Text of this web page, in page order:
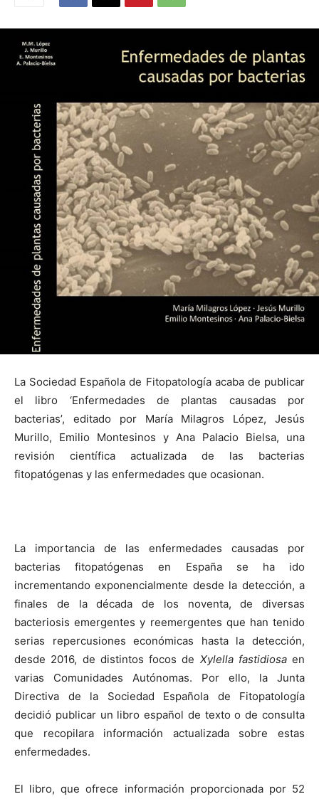
La Sociedad Española de Fitopatología acaba de publicar
el libro ‘Enfermedades de plantas causadas por
bacterias’, editado por María Milagros López, Jesús
Murillo, Emilio Montesinos y Ana Palacio Bielsa, una
revisión científica actualizada de las bacterias
fitopatógenas y las enfermedades que ocasionan.
La importancia de las enfermedades causadas por
bacterias fitopatógenas en España se ha ido
incrementando exponencialmente desde la detección, a
finales de la década de los noventa, de diversas
bacteriosis emergentes y reemergentes que han tenido
serias repercusiones económicas hasta la detección,
desde 2016, de distintos focos de Xylella fastidiosaen
varias Comunidades Autónomas. Por ello, la Junta
Directiva de la Sociedad Española de Fitopatología
decidió publicar un libro español de texto o de consulta
que recopilara información actualizada sobre estas
enfermedades.
El libro, que ofrece información proporcionada por 52